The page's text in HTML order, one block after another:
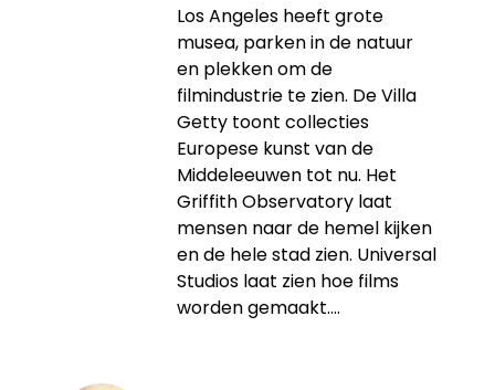
Los Angeles heeft grote
musea, parken in de natuur
en plekken om de
filmindustrie te zien. De Villa
Getty toont collecties
Europese kunst van de
Middeleeuwen tot nu. Het
Griffith Observatory laat
mensen naar de hemel kijken
en de hele stad zien. Universal
Studios laat zien hoe films
worden gemaakt....